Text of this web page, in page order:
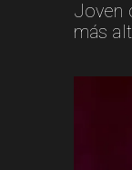
Joven
más